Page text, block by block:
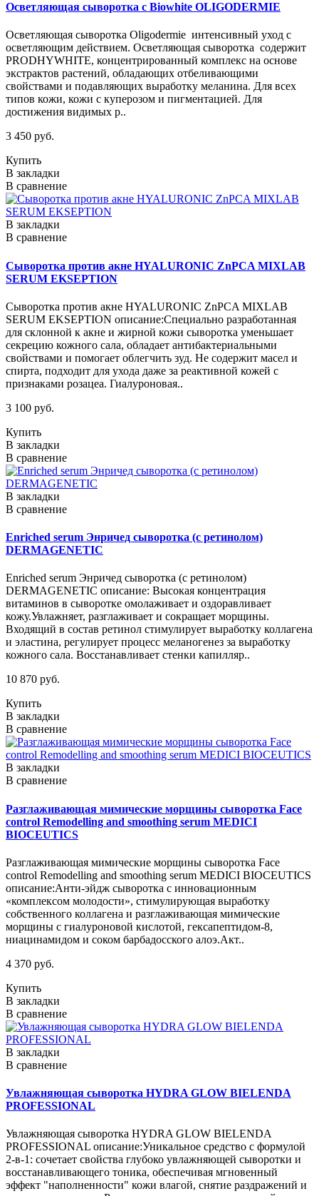
Осветляющая сыворотка c Biowhite OLIGODERMIE
Осветляющая сыворотка Oligodermie интенсивный уход с
осветляющим действием. Осветляющая сыворотка содержит
PRODHYWHITE, концентрированный комплекс на основе
экстрактов растений, обладающих отбеливающими
свойствами и подавляющих выработку меланина. Для всех
типов кожи, кожи с куперозом и пигментацией. Для
достижения видимых р..
3 450 руб.
Купить
В закладки
В сравнение
В закладки
В сравнение
Сыворотка против акне HYALURONIC ZnPCA MIXLAB
SERUM EKSEPTION
Сыворотка против акне HYALURONIC ZnPCA MIXLAB
SERUM EKSEPTION описание:Специально разработанная
для склонной к акне и жирной кожи сыворотка уменьшает
секрецию кожного сала, обладает антибактериальными
свойствами и помогает облегчить зуд. Не содержит масел и
спирта, подходит для ухода даже за реактивной кожей с
признаками розацеа. Гиалуроновая..
3 100 руб.
Купить
В закладки
В сравнение
В закладки
В сравнение
Enriched serum Энричед сыворотка (с ретинолом)
DERMAGENETIC
Enriched serum Энричед сыворотка (с ретинолом)
DERMAGENETIC описание: Высокая концентрация
витаминов в сыворотке омолаживает и оздоравливает
кожу.Увлажняет, разглаживает и сокращает морщины.
Входящий в состав ретинол стимулирует выработку коллагена
и эластина, регулирует процесс меланогенез за выработку
кожного сала. Восстанавливает стенки капилляр..
10 870 руб.
Купить
В закладки
В сравнение
В закладки
В сравнение
Разглаживающая мимические морщины сыворотка Face
control Remodelling and smoothing serum MEDICI
BIOCEUTICS
Разглаживающая мимические морщины сыворотка Face
control Remodelling and smoothing serum MEDICI BIOCEUTICS
описание:Анти-эйдж сыворотка с инновационным
«комплексом молодости», стимулирующая выработку
собственного коллагена и разглаживающая мимические
морщины с гиалуроновой кислотой, гексапептидом-8,
ниацинамидом и соком барбадосского алоэ.Акт..
4 370 руб.
Купить
В закладки
В сравнение
В закладки
В сравнение
Увлажняющая сыворотка HYDRA GLOW BIELENDA
PROFESSIONAL
Увлажняющая сыворотка HYDRA GLOW BIELENDA
PROFESSIONAL описание:Уникальное средство с формулой
2-в-1: сочетает свойства глубоко увлажняющей сыворотки и
восстанавливающего тоника, обеспечивая мгновенный
эффект "наполненности" кожи влагой, снятие раздражений и